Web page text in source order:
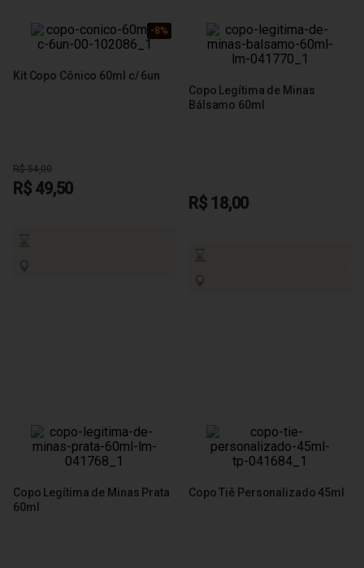
-8%
-8%
-8%
-8%
Kit Copo Cônico 60ml c/ 6un
R$ 54,00
R$ 49,50
Copo Legítima de Minas
Bálsamo 60ml
R$ 18,00
Copo Legítima de Minas Prata
60ml
Copo Tiê Personalizado 45ml